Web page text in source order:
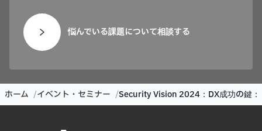
悩んでいる課題について相談する
ホーム イベント・セミナー Security Vision 2024：DX成功の鍵